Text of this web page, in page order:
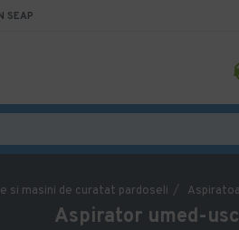
SEAP
si masini de curatat pardoseli
Aspirator umed-